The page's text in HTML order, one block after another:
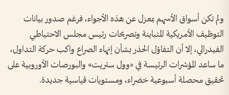
ولم تكن أسواق الأسهم بمعزل عن هذه الأجواء، فرغم صدور بيانات
التوظيف الأمريكية المتباينة وتصريحات رئيس مجلس الاحتياطي
الفيدرالي، إلا أن التفاؤل الحذر بشأن إنهاء الصراع واكب حركة التداول،
ما ساعد المؤشرات الرئيسة في «وول ستريت» والبورصات الأوروبية على
تحقيق محصلة أسبوعية خضراء، ومستويات قياسية جديدة.